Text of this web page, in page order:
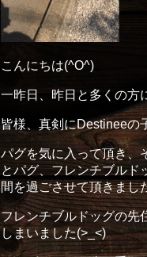
こんにちは(^O^)
一昨日、昨日と多くの方
皆様、真剣にDestineeの
パグを気に入って頂き、
とパグ、フレンチブルド
間を過ごさせて頂きまし
フレンチブルドッグの先
しまいました(>_<)